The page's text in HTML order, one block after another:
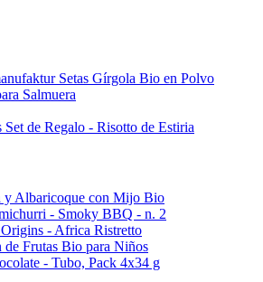
Setas Gírgola Bio en Polvo
Salmuera
Set de Regalo - Risotto de Estiria
y Albaricoque con Mijo Bio
- Smoky BBQ - n. 2
- Africa Ristretto
Frutas Bio para Niños
- Tubo, Pack 4x34 g